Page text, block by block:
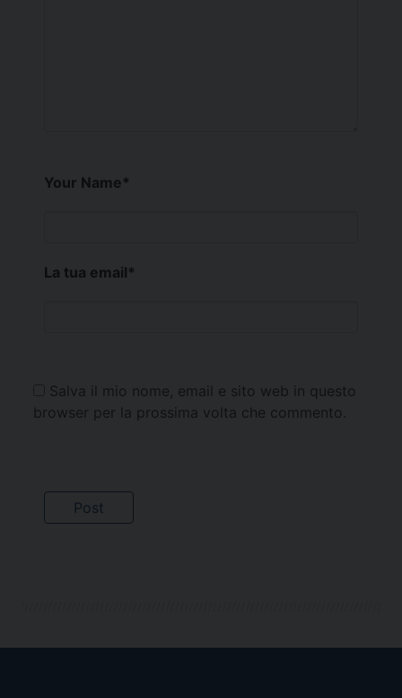
Your Name*
La tua email*
Salva il mio nome, email e sito web in questo
browser per la prossima volta che commento.